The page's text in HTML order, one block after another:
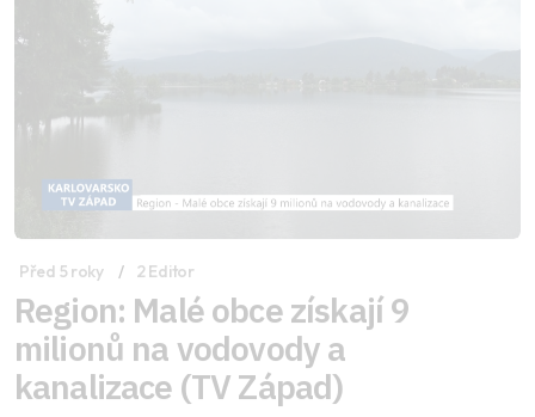
Před 5 roky 2 Editor
Region: Malé obce získají 9
milionů na vodovody a
kanalizace (TV Západ)